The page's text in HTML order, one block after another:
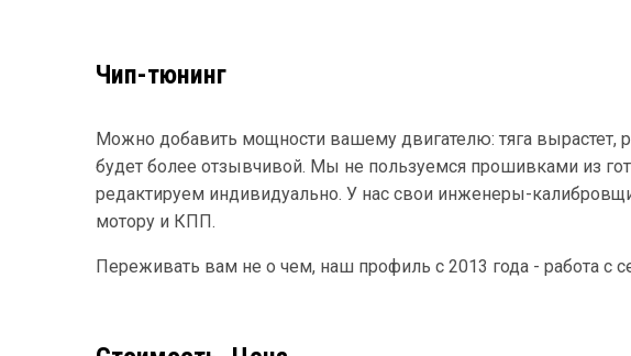
Чип-тюнинг
Можно добавить мощности вашему двигателю: тяга вырастет,
будет более отзывчивой. Мы не пользуемся прошивками из
редактируем индивидуально. У нас свои инженеры-
мотору и КПП.
Переживать вам не о чем, наш профиль с 2013 года - работа с